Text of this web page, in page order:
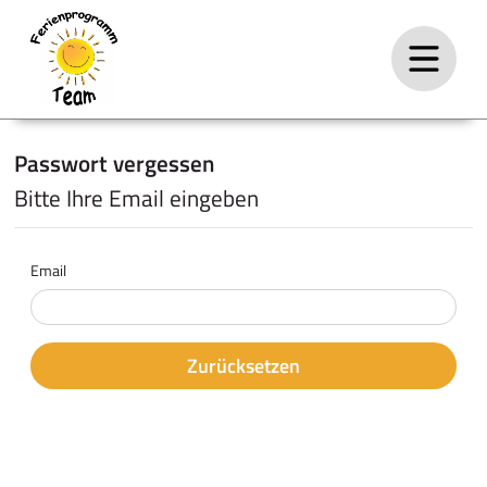
Passwort vergessen
Bitte Ihre Email eingeben
Email
Zurücksetzen